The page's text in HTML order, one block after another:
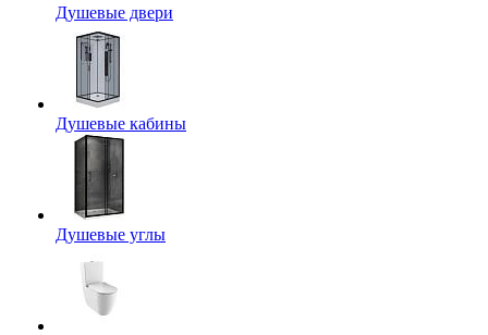
Душевые двери
Душевые кабины
Душевые углы